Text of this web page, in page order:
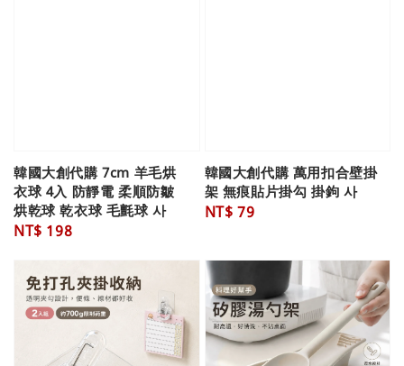
韓國大創代購 7cm 羊毛烘
衣球 4入 防靜電 柔順防皺
烘乾球 乾衣球 毛氈球 사
Regular
NT$ 198
韓國大創代購 萬用扣合壁掛
架 無痕貼片掛勾 掛鉤 사
Regular
NT$ 79